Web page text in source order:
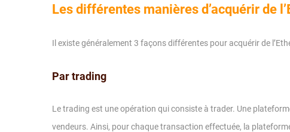
Les différentes manières d’acquérir de
Il existe généralement 3 façons différentes pour acquérir de
Par trading
Le trading est une opération qui consiste à trader. Une
vendeurs. Ainsi, pour chaque transaction effectuée, la